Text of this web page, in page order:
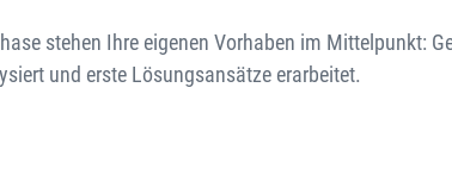
stehen Ihre eigenen Vorhaben im Mittelpunkt:
und erste Lösungsansätze erarbeitet.